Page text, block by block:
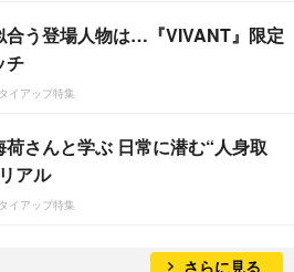
合う登場人物は…『VIVANT』限定
チ
イアップ特集
荷さんと学ぶ 日常に潜む“人身取
アル
イアップ特集
さらに見る